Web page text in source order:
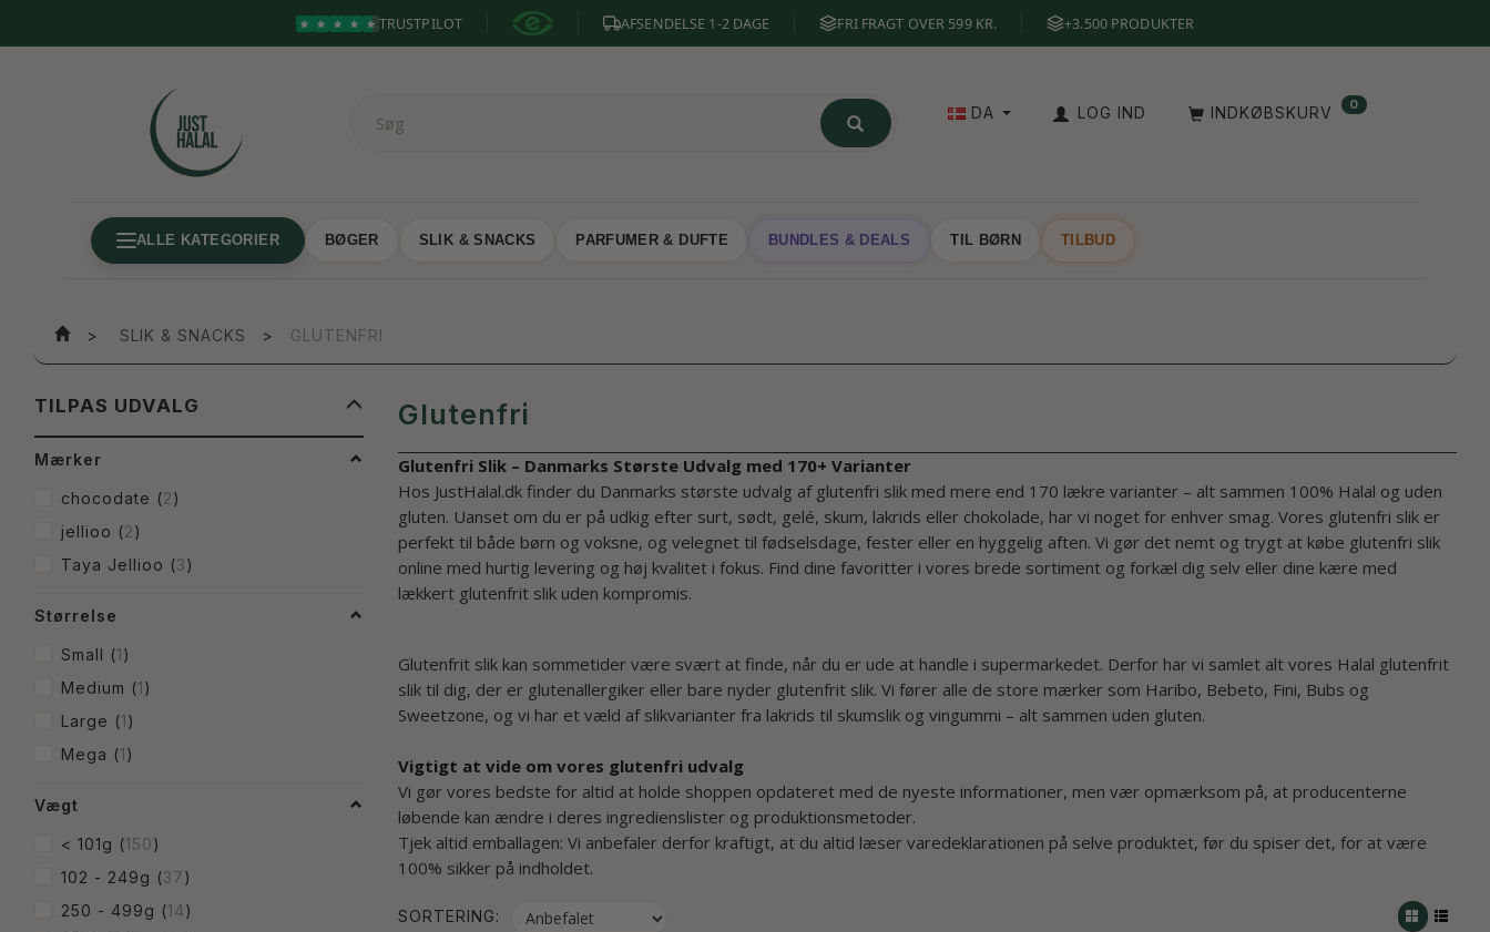
TRUSTPILOT AFSENDELSE 1-2 DAGE FRI FRAGT OVER 599 KR. +3.500 PRODUKTER
DA LOG IND INDKØBSKURV 0
ALLE KATEGORIER BØGER SLIK & SNACKS PARFUMER & DUFTE BUNDLES & DEALS TIL BØRN TILBUD
SLIK & SNACKS GLUTENFRI
TILPAS UDVALG
SKIFTE
FILTER
Mærker
chocodate (2)
jellioo (2)
Taya Jellioo (3)
Størrelse
Small (1)
Medium (1)
Large (1)
Mega (1)
Vægt
< 101g (150)
102 - 249g (37)
250 - 499g (14)
Glutenfri
Glutenfri Slik – Danmarks Største Udvalg med 170+ Varianter
Hos JustHalal.dk finder du Danmarks største udvalg af glutenfri slik med mere end 170 lækre varianter – alt sammen 100% Halal og uden
gluten. Uanset om du er på udkig efter surt, sødt, gelé, skum, lakrids eller chokolade, har vi noget for enhver smag. Vores glutenfri slik er
perfekt til både børn og voksne, og velegnet til fødselsdage, fester eller en hyggelig aften. Vi gør det nemt og trygt at købe glutenfri slik
online med hurtig levering og høj kvalitet i fokus. Find dine favoritter i vores brede sortiment og forkæl dig selv eller dine kære med
lækkert glutenfrit slik uden kompromis.
Glutenfrit slik kan sommetider være svært at finde, når du er ude at handle i supermarkedet. Derfor har vi samlet alt vores Halal glutenfrit
slik til dig, der er glutenallergiker eller bare nyder glutenfrit slik. Vi fører alle de store mærker som Haribo, Bebeto, Fini, Bubs og
Sweetzone, og vi har et væld af slikvarianter fra lakrids til skumslik og vingummi – alt sammen uden gluten.
Vigtigt at vide om vores glutenfri udvalg
Vi gør vores bedste for altid at holde shoppen opdateret med de nyeste informationer, men vær opmærksom på, at producenterne
løbende kan ændre i deres ingredienslister og produktionsmetoder.
Tjek altid emballagen: Vi anbefaler derfor kraftigt, at du altid læser varedeklarationen på selve produktet, før du spiser det, for at være
100% sikker på indholdet.
SORTERING: